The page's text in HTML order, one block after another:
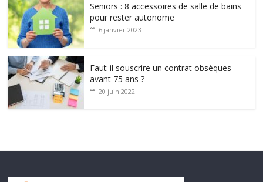
Seniors : 8 accessoires de salle de bains
pour rester autonome
6 janvier 2023
Faut-il souscrire un contrat obsèques
avant 75 ans ?
20 juin 2022